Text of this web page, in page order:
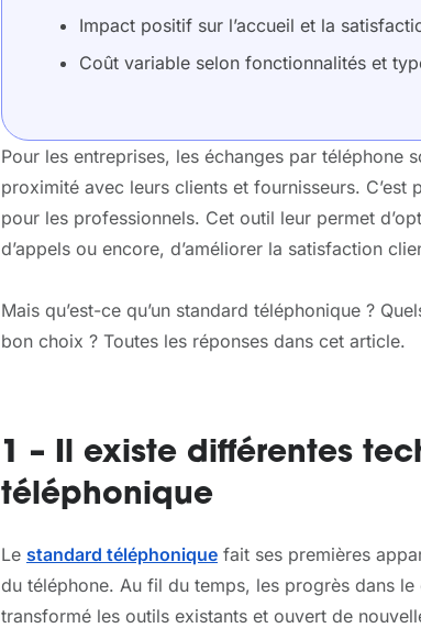
Impact positif sur l’accueil et la
Coût variable selon fonctionnalités et
Pour les entreprises, les échanges par téléphone
proximité avec leurs clients et fournisseurs.
pour les professionnels. Cet outil leur permet
d’appels ou encore, d’améliorer la satisfaction
Mais qu’est-ce qu’un standard téléphonique ?
bon choix ? Toutes les réponses dans cet article.
1 – Il existe différentes
téléphonique
Le standard téléphonique fait ses premières
du téléphone. Au fil du temps, les progrès dans le
transformé les outils existants et ouvert de